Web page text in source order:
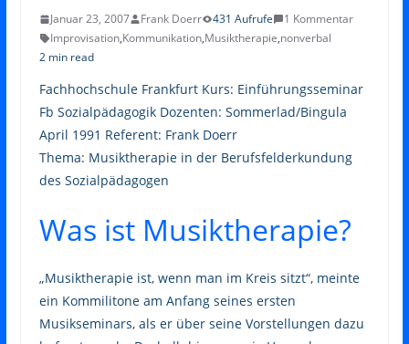
Januar 23, 2007 Frank Doerr 431 Aufrufe
1 Kommentar
Improvisation,Kommunikation,Musiktherapie,nonverbal
2 min read
Fachhochschule Frankfurt Kurs: Einführungsseminar
Fb Sozialpädagogik Dozenten: Sommerlad/Bingula
April 1991 Referent: Frank Doerr
Thema: Musiktherapie in der Berufsfelderkundung
des Sozialpädagogen
Was ist Musiktherapie?
„Musiktherapie ist, wenn man im Kreis sitzt“, meinte
ein Kommilitone am Anfang seines ersten
Musikseminars, als er über seine Vorstellungen dazu